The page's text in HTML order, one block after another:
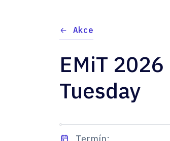
Akce
EMiT
Tuesday